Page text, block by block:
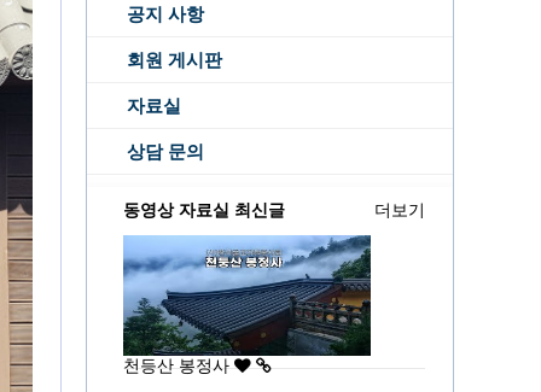
공지 사항
회원 게시판
자료실
상담 문의
동영상 자료실 최신글
천등산 봉정사
더보기